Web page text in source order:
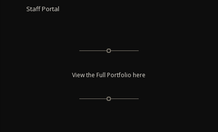
Staff Portal
View the Full Portfolio here